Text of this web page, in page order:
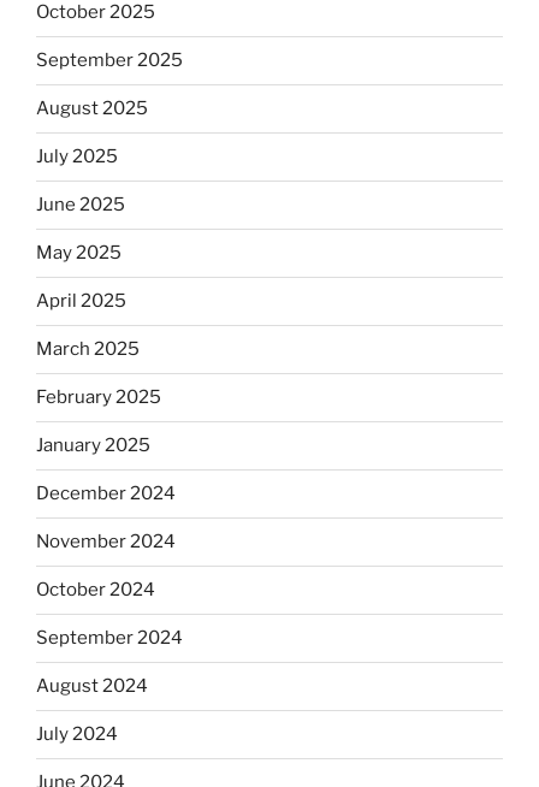
October 2025
September 2025
August 2025
July 2025
June 2025
May 2025
April 2025
March 2025
February 2025
January 2025
December 2024
November 2024
October 2024
September 2024
August 2024
July 2024
June 2024